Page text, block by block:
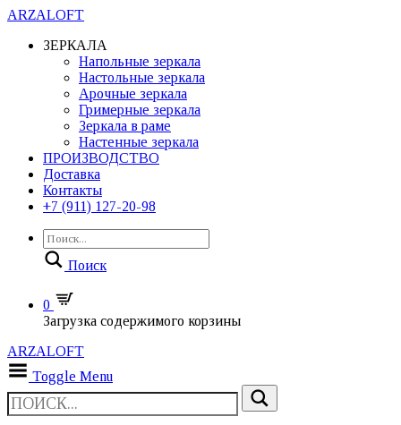
ARZALOFT
ЗЕРКАЛА
Напольные зеркала
Настольные зеркала
Арочные зеркала
Гримерные зеркала
Зеркала в раме
Настенные зеркала
ПРОИЗВОДСТВО
Доставка
Контакты
+7 (911) 127-20-98
Поиск
0
Загрузка содержимого корзины
ARZALOFT
Toggle Menu